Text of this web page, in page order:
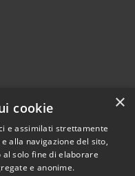
×
cookie
e assimilati strettamente
alla navigazione del sito,
al solo fine di elaborare
e anonime.